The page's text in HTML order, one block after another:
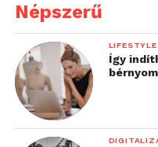
Népszerű
LIFESTYLE
Így